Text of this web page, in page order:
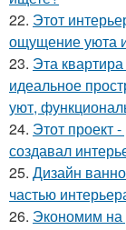
22. Этот
ощущение уюта
23. Эта
идеальное
уют,
24. Этот проект
создавал
25. Дизайн
частью
26. Экономим на